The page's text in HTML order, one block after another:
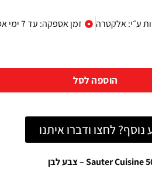
ע״י: אלקטרה זמן אספקה: עד 7 ימי אספקה
הוספה לסל
לחצו ודברו איתנו